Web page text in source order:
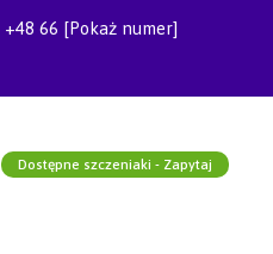
+48 66 [Pokaż numer]
Dostępne szczeniaki - Zapytaj